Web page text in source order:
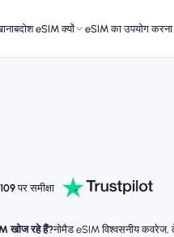
eSIM क्यों eSIM का उपयोग करना
पर समीक्षा
खोज रहे हैं?नोमैड eSIM विश्वसनीय कवरेज,